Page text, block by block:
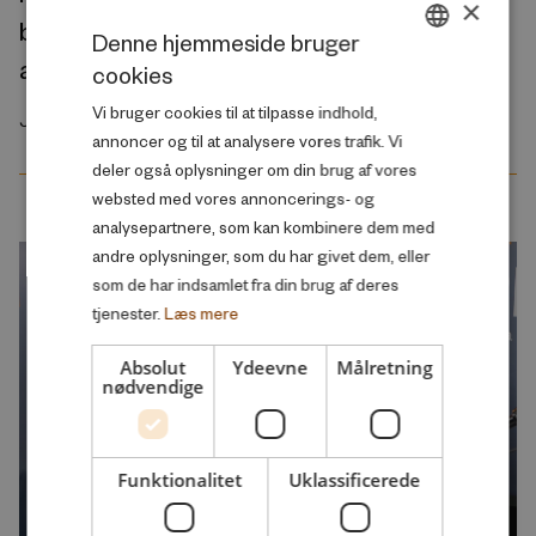
børnepasning, skoler og ældrepleje, ønsker
at arbejde mindre
Juli 2026
×
Denne hjemmeside bruger
cookies
Vi bruger cookies til at tilpasse indhold,
annoncer og til at analysere vores trafik. Vi
deler også oplysninger om din brug af vores
websted med vores annoncerings- og
analysepartnere, som kan kombinere dem med
andre oplysninger, som du har givet dem, eller
som de har indsamlet fra din brug af deres
tjenester. Læs mere
Absolut
nødvendige
Ydeevne Målretning
Funktionalitet Uklassificerede